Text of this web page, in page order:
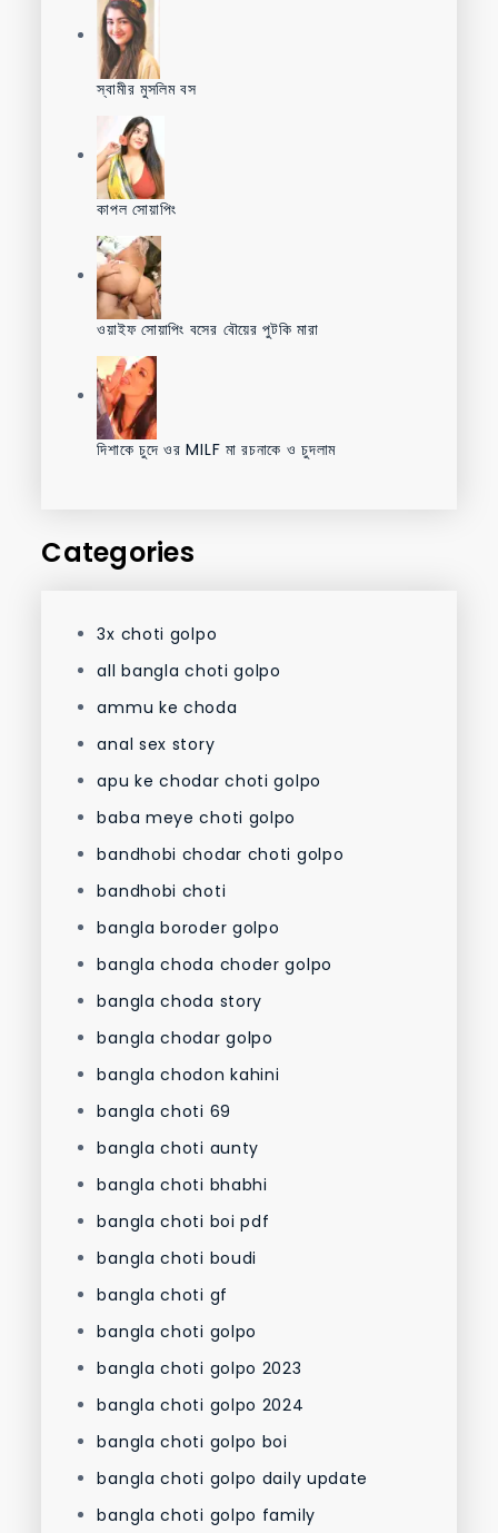
স্বামীর মুসলিম বস
কাপল সোয়াপিং
ওয়াইফ সোয়াপিং বসের বৌয়ের পুটকি মারা
দিশাকে চুদে ওর MILF মা রচনাকে ও চুদলাম
Categories
3x choti golpo
all bangla choti golpo
ammu ke choda
anal sex story
apu ke chodar choti golpo
baba meye choti golpo
bandhobi chodar choti golpo
bandhobi choti
bangla boroder golpo
bangla choda choder golpo
bangla choda story
bangla chodar golpo
bangla chodon kahini
bangla choti 69
bangla choti aunty
bangla choti bhabhi
bangla choti boi pdf
bangla choti boudi
bangla choti gf
bangla choti golpo
bangla choti golpo 2023
bangla choti golpo 2024
bangla choti golpo boi
bangla choti golpo daily update
bangla choti golpo family